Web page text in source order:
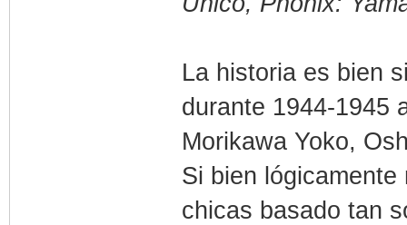
La historia es bien
durante 1944-1945
Morikawa Yoko,
Si bien
chicas basado tan